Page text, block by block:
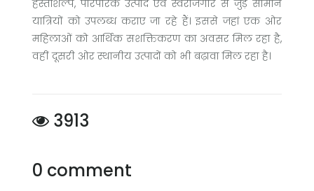
हस्तशिल्प, पारंपरिक उत्पाद एवं स्वरोजगार से जुड़े सामान
यात्रियों को उपलब्ध कराए जा रहे हैं। इससे जहां एक ओर
महिलाओं को आर्थिक सशक्तिकरण का अवसर मिल रहा है,
वहीं दूसरी ओर स्थानीय उत्पादों को भी बढ़ावा मिल रहा है।
3913
0 comment